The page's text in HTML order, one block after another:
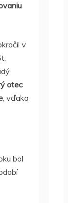
v
otec
, vďaka
bol